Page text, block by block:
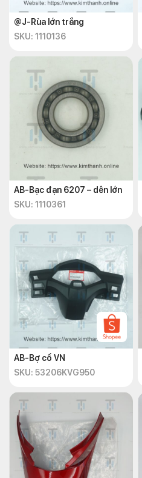
@J-Rùa lớn trắng
SKU: 1110136
AB-Bạc đạn 6207 – dên lớn
SKU: 1110361
AB-Bợ cổ VN
SKU: 53206KVG950